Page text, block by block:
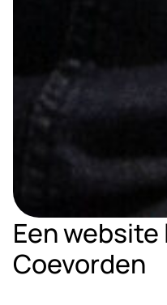
Een
Coevorden